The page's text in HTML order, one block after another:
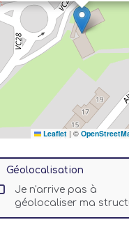
Leaflet | ©
Géolocalisation
Je n'arrive pas à
géolocaliser ma